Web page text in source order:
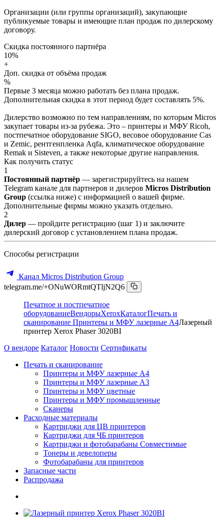
Организации (или группы организаций), закупающие
публикуемые товары и имеющие план продаж по дилерскому
договору.
Скидка постоянного партнёра
10%
+
Доп. скидка от объёма продаж
%
Первые 3 месяца можно работать без плана продаж.
Дополнительная скидка в этот период будет составлять 5%.
Дилерство возможно по тем направлениям, по которым Micros
закупает товары из-за рубежа. Это – принтеры и МФУ Ricoh,
постпечатное оборудование SIGO, весовое оборудование Cas
и Zemic, рентгенпленка Aqfa, климатическое оборудование
Remak и Sisteven, а также некоторые другие направления.
Как получить статус
1
Постоянный партнёр — зарегистрируйтесь на нашем
Telegram канале для партнеров и дилеров Micros Distribution
Group (ссылка ниже) с информацией о вашей фирме.
Дополнительные фирмы можно указать отдельно.
2
Дилер — пройдите регистрацию (шаг 1) и заключите
дилерский договор с установлением плана продаж.
Способы регистрации
Канал Micros Distribution Group
telegram.me/+ONuWORmtQTljN2Q6
Печатное и постпечатное
оборудованиеВендорыXeroxКаталогПечать и
сканирование Принтеры и МФУ лазерные А4Лазерный
принтер Xerox Phaser 3020BI
О вендоре Каталог Новости Сертификаты
Печать и сканирование
Принтеры и МФУ лазерные А4
Принтеры и МФУ лазерные А3
Принтеры и МФУ цветные
Принтеры и МФУ промышленные
Сканеры
Расходные материалы
Картриджи для ЦВ принтеров
Картриджи для ЧБ принтеров
Картриджи и фотобарабаны Совместимые
Тонеры и девелоперы
Фотобарабаны для принтеров
Запасные части
Распродажа